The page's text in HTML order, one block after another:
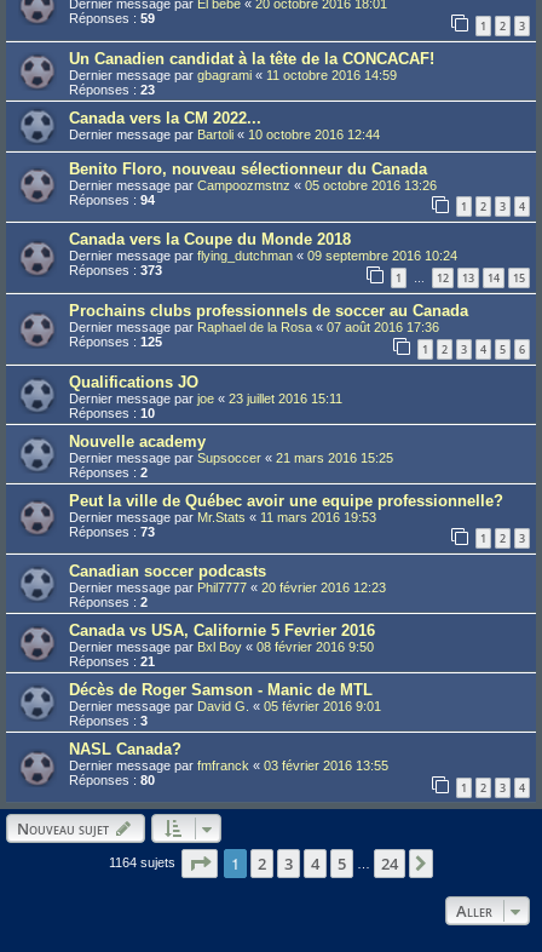
Dernier message par El bébé « 20 octobre 2016 18:01
Réponses : 59 1 2 3
Un Canadien candidat à la tête de la CONCACAF!
Dernier message par gbagrami « 11 octobre 2016 14:59
Réponses : 23
Canada vers la CM 2022...
Dernier message par Bartoli « 10 octobre 2016 12:44
Benito Floro, nouveau sélectionneur du Canada
Dernier message par Campoozmstnz « 05 octobre 2016 13:26
Réponses : 94 1 2 3 4
Canada vers la Coupe du Monde 2018
Dernier message par flying_dutchman « 09 septembre 2016 10:24
Réponses : 373 1 … 12 13 14 15
Prochains clubs professionnels de soccer au Canada
Dernier message par Raphael de la Rosa « 07 août 2016 17:36
Réponses : 125 1 2 3 4 5 6
Qualifications JO
Dernier message par joe « 23 juillet 2016 15:11
Réponses : 10
Nouvelle academy
Dernier message par Supsoccer « 21 mars 2016 15:25
Réponses : 2
Peut la ville de Québec avoir une equipe professionnelle?
Dernier message par Mr.Stats « 11 mars 2016 19:53
Réponses : 73 1 2 3
Canadian soccer podcasts
Dernier message par Phil7777 « 20 février 2016 12:23
Réponses : 2
Canada vs USA, Californie 5 Fevrier 2016
Dernier message par Bxl Boy « 08 février 2016 9:50
Réponses : 21
Décès de Roger Samson - Manic de MTL
Dernier message par David G. « 05 février 2016 9:01
Réponses : 3
NASL Canada?
Dernier message par fmfranck « 03 février 2016 13:55
Réponses : 80 1 2 3 4
Nouveau sujet
1164 sujets Page sur 24
1 2 3 4 5 24
Aller